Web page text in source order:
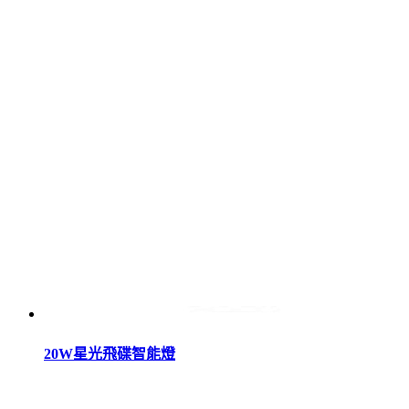
20W星光飛碟智能燈